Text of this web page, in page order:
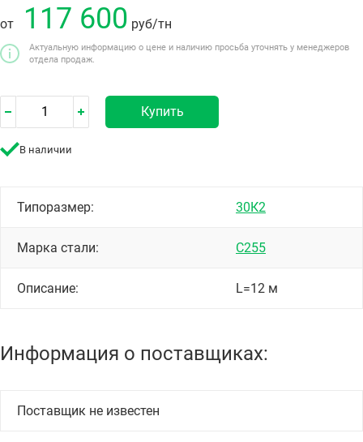
от 117 600 руб/тн
Актуальную информацию о цене и наличию просьба уточнять у менеджеров
отдела продаж.
Купить
В наличии
Типоразмер: 30К2
Марка стали: С255
Описание: L=12 м
Информация о поставщиках:
Поставщик не известен